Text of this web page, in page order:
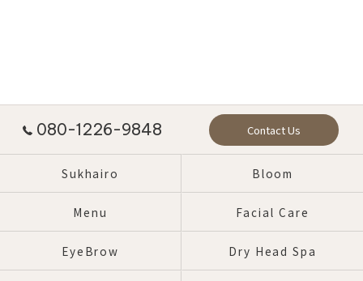
080-1226-9848 Contact Us
Sukhairo Bloom
Menu Facial Care
EyeBrow Dry Head Spa